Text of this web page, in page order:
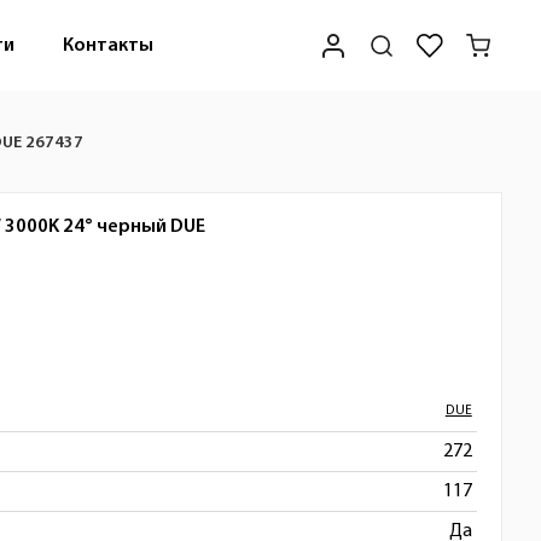
Контакты
267437
24° черный DUE
DUE
272
117
Да